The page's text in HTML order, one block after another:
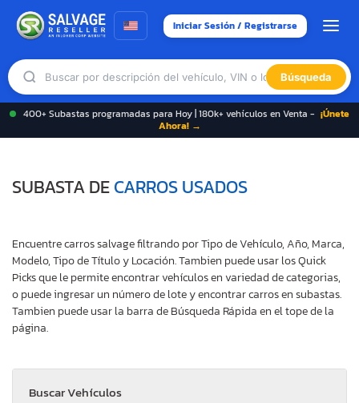
Iniciar Sesión / Registrarse
Búsqueda
400+ Subastas programadas para Hoy | 180k+ vehículos en Venta - ¡Únete
Ahora! →
SUBASTA DECARROS USADOS
Encuentre carros salvage filtrando por Tipo de Vehículo, Año, Marca,
Modelo, Tipo de Título y Locación. Tambien puede usar los Quick
Picks que le permite encontrar vehículos en variedad de categorias,
o puede ingresar un número de lote y encontrar carros en subastas.
Tambien puede usar la barra de Búsqueda Rápida en el tope de la
página.
Buscar Vehículos